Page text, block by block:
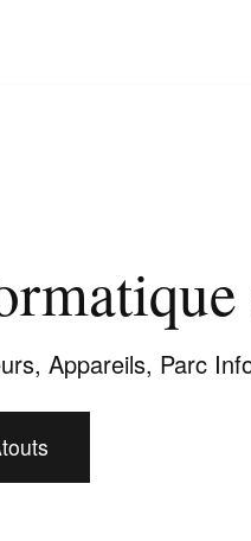
Appareils, Parc